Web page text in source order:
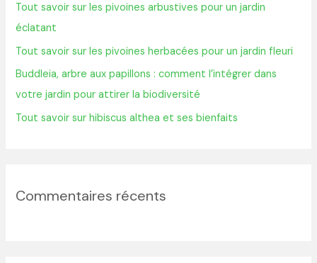
e
r
:
Tout savoir sur les pivoines arbustives pour un jardin
éclatant
Tout savoir sur les pivoines herbacées pour un jardin fleuri
Buddleia, arbre aux papillons : comment l’intégrer dans
votre jardin pour attirer la biodiversité
Tout savoir sur hibiscus althea et ses bienfaits
Commentaires récents